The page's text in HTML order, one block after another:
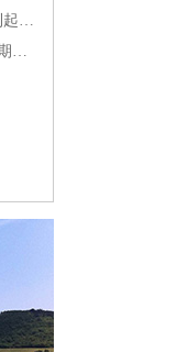
Franciacorta 可以与法国香槟媲美的意大利起泡酒
意大利葡萄酒是一幅“文化拼图”，找到长期合作伙伴最具挑战